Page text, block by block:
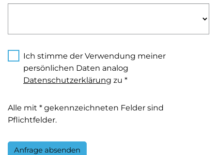
Ich stimme der Verwendung meiner
persönlichen Daten analog
Datenschutzerklärung zu *
Alle mit * gekennzeichneten Felder sind
Pflichtfelder.
Anfrage absenden